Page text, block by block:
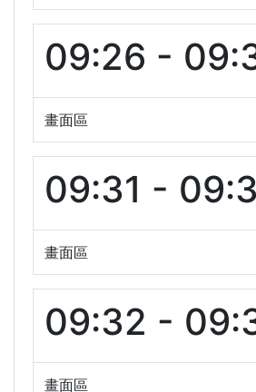
09:26 -
畫面區
09:31 -
畫面區
09:32 -
畫面區